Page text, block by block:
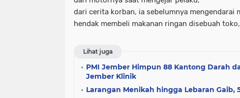
dari cerita korban, ia sebelumnya mengendarai
hendak membeli makanan ringan disebuah toko,
Lihat juga
PMI Jember Himpun 88 Kantong Darah
Jember Klinik
Larangan Menikah hingga Lebaran Gaib,